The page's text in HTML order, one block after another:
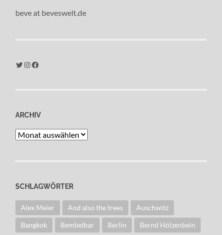
beve at beveswelt.de
Twitter Instagram Facebook
ARCHIV
Archiv
SCHLAGWÖRTER
Alex Meier And also the trees Auschwitz
Bangkok Bembelbar Berlin Bernd Hölzenbein